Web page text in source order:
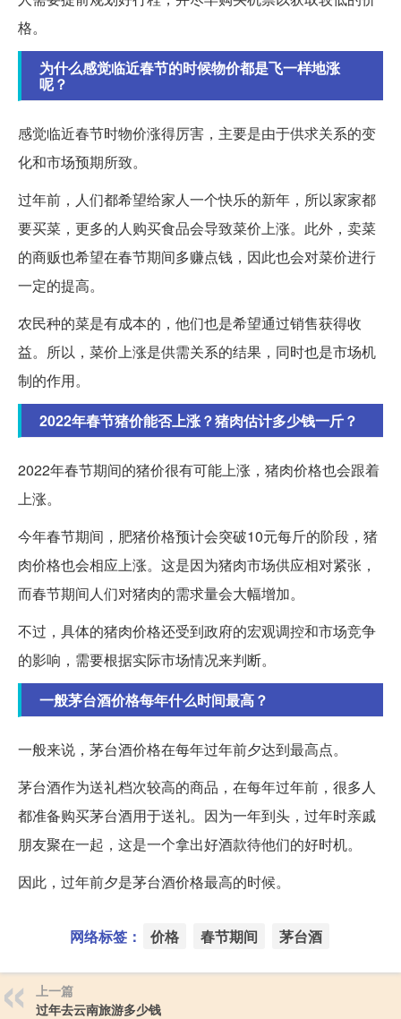
格。
为什么感觉临近春节的时候物价都是飞一样地涨
呢？
感觉临近春节时物价涨得厉害，主要是由于供求关系的变
化和市场预期所致。
过年前，人们都希望给家人一个快乐的新年，所以家家都
要买菜，更多的人购买食品会导致菜价上涨。此外，卖菜
的商贩也希望在春节期间多赚点钱，因此也会对菜价进行
一定的提高。
农民种的菜是有成本的，他们也是希望通过销售获得收
益。所以，菜价上涨是供需关系的结果，同时也是市场机
制的作用。
2022年春节猪价能否上涨？猪肉估计多少钱一斤？
2022年春节期间的猪价很有可能上涨，猪肉价格也会跟着
上涨。
今年春节期间，肥猪价格预计会突破10元每斤的阶段，猪
肉价格也会相应上涨。这是因为猪肉市场供应相对紧张，
而春节期间人们对猪肉的需求量会大幅增加。
不过，具体的猪肉价格还受到政府的宏观调控和市场竞争
的影响，需要根据实际市场情况来判断。
一般茅台酒价格每年什么时间最高？
一般来说，茅台酒价格在每年过年前夕达到最高点。
茅台酒作为送礼档次较高的商品，在每年过年前，很多人
都准备购买茅台酒用于送礼。因为一年到头，过年时亲戚
朋友聚在一起，这是一个拿出好酒款待他们的好时机。
因此，过年前夕是茅台酒价格最高的时候。
网络标签： 价格 春节期间 茅台酒
上一篇
过年去云南旅游多少钱